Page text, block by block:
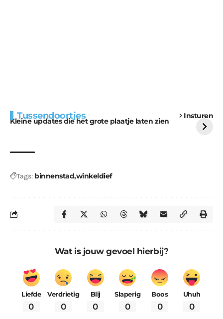
Tussendoortjes Insturen
Kleine updates die het grote plaatje laten zien
voor kabouters
uitdaging
Tags: binnenstadwinkeldief
Wat is jouw gevoel hierbij?
Liefde
0
Verdrietig
0
Blij
0
Slaperig
0
Boos
0
Uhuh
0